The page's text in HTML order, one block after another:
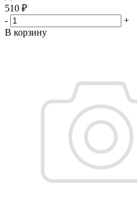
510 ₽
-
+
В корзину